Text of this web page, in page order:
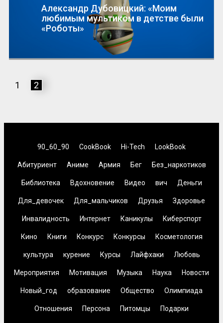
Александр Дубовицкий: «Моим
любимым мультиком в детстве были
«Роботы»
1 2
90_60_90 CookBook Hi-Tech LookBook
Абитуриент Аниме Армия Бег Без_наркотиков
Библиотека Вдохновение Видео вич Деньги
Для_девочек Для_мальчиков Друзья Здоровье
Инвалидность Интернет Каникулы Киберспорт
Кино Книги Конкурс Конкурсы Косметология
культура курение Курсы Лайфхаки Любовь
Мероприятия Мотивация Музыка Наука Новости
Новый_год образование Общество Олимпиада
Отношения Персона Питомцы Подарки